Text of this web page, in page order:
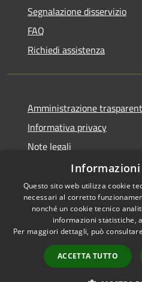
Segnalazione disservizio
FAQ
Richiedi assistenza
Amministrazione
Informativa privacy
Note legali
Dichiarazione di accessibilità
RSS
Accessibilità
Questo sito web utilizza cookie
necessari al corretto
nonché un cookie tecnico
informazioni statistiche,
Per maggiori dettagli, può
ACCETTA TUTTO